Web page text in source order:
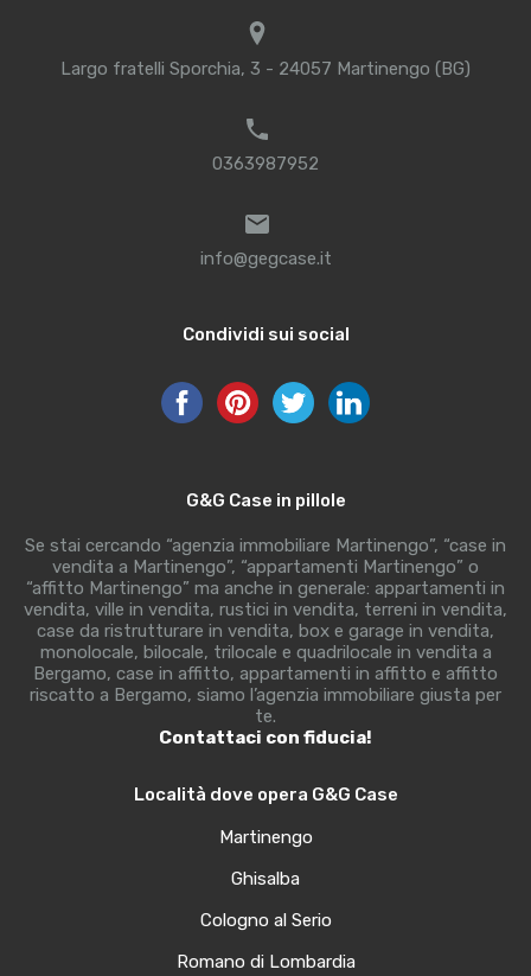
Largo fratelli Sporchia, 3 - 24057 Martinengo (BG)
0363987952
info@gegcase.it
Condividi sui social
G&G Case in pillole
Se stai cercando “agenzia immobiliare Martinengo”, “case in
vendita a Martinengo”, “appartamenti Martinengo” o
“affitto Martinengo” ma anche in generale: appartamenti in
vendita, ville in vendita, rustici in vendita, terreni in vendita,
case da ristrutturare in vendita, box e garage in vendita,
monolocale, bilocale, trilocale e quadrilocale in vendita a
Bergamo, case in affitto, appartamenti in affitto e affitto
riscatto a Bergamo, siamo l’agenzia immobiliare giusta per
te.
Contattaci con fiducia!
Località dove opera G&G Case
Martinengo
Ghisalba
Cologno al Serio
Romano di Lombardia